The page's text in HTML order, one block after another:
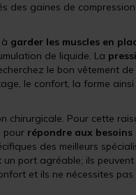
des gaines de
garder les muscles en
de liquide. La
le bon vêtement de
le confort, la forme
chirurgicale. Pour cette
pour répondre aux
des meilleurs
port agréable; ils
et ils ne nécessites pas